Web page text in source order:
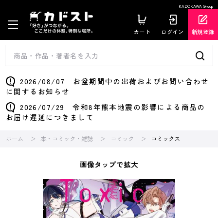
KADOKAWA Group
カート ログイン 新規登録
2026/08/07 お盆期間中の出荷およびお問い合わせ
に関するお知らせ
2026/07/29 令和8年熊本地震の影響による商品の
お届け遅延につきまして
ホーム 本・コミック・雑誌 コミック コミックス
画像タップで拡大